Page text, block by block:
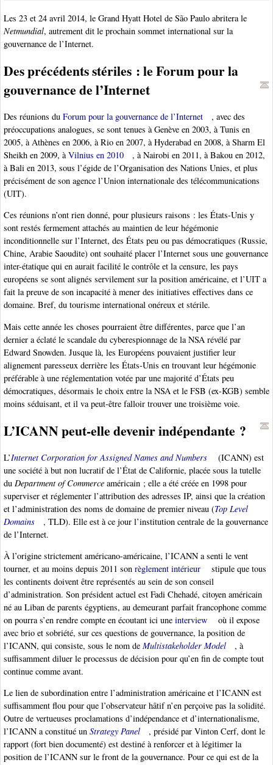
Les 23 et 24 avril 2014, le Grand Hyatt Hotel de São Paulo abritera le
Netmundial, autrement dit le prochain sommet international sur la
gouvernance de l’Internet.
Des précédents stériles : le Forum pour la
gouvernance de l’Internet
Des réunions du Forum pour la gouvernance de l’Internet
, avec des
préoccupations analogues, se sont tenues à Genève en 2003, à Tunis en
2005, à Athènes en 2006, à Rio en 2007, à Hyderabad en 2008, à Sharm El
Sheikh en 2009, àVilnius en 2010
, à Nairobi en 2011, à Bakou en 2012,
à Bali en 2013, sous l’égide de l’Organisation des Nations Unies, et plus
précisément de son agence l’Union internationale des télécommunications
(UIT).
Ces réunions n’ont rien donné, pour plusieurs raisons : les États-Unis y
sont restés fermement attachés au maintien de leur hégémonie
inconditionnelle sur l’Internet, des États peu ou pas démocratiques (Russie,
Chine, Arabie Saoudite) ont souhaité placer l’Internet sous une gouvernance
inter-étatique qui en aurait facilité le contrôle et la censure, les pays
européens se sont alignés servilement sur la position américaine, et l’UIT a
fait la preuve de son incapacité à mener des initiatives effectives dans ce
domaine. Bref, du tourisme international onéreux et stérile.
Mais cette année les choses pourraient être différentes, parce que l’an
dernier a éclaté le scandale du cyberespionnage de la NSA révélé par
Edward Snowden. Jusque là, les Européens pouvaient justifier leur
alignement paresseux derrière les États-Unis en trouvant leur hégémonie
préférable à une réglementation votée par une majorité d’États peu
démocratiques, désormais le choix entre la NSA et le FSB (ex-KGB) semble
moins séduisant, et il va peut-être falloir trouver une troisième voie.
L’ICANN peut-elle devenir indépendante ?
L’Internet Corporation for Assigned Names and Numbers
(ICANN) est
une société à but non lucratif de l’État de Californie, placée sous la tutelle
du Department of Commerce américain ; elle a été créée en 1998 pour
superviser et réglementer l’attribution des adresses IP, ainsi que la création
et l’administration des noms de domaine de premier niveau (Top Level
Domains
, TLD). Elle est à ce jour l’institution centrale de la gouvernance
de l’Internet.
À l’origine strictement américano-américaine, l’ICANN a senti le vent
tourner, et au moins depuis 2011 son règlement intérieur
stipule que tous
les continents doivent être représentés au sein de son conseil
d’administration. Son président actuel est Fadi Chehadé, citoyen américain
né au Liban de parents égyptiens, au demeurant parfait francophone comme
on pourra s’en rendre compte en écoutant ici une interview
où il expose
avec brio et sobriété, sur ces questions de gouvernance, la position de
l’ICANN, qui consiste, sous le nom de Multistakeholder Model
, à
suffisamment diluer le processus de décision pour qu’en fin de compte tout
continue comme avant.
Le lien de subordination entre l’administration américaine et l’ICANN est
suffisamment flou pour que l’observateur hâtif n’en perçoive pas la solidité.
Outre de vertueuses proclamations d’indépendance et d’internationalisme,
l’ICANN a constitué un Strategy Panel
, présidé par Vinton Cerf, dont le
rapport (fort bien documenté) est destiné à renforcer et à légitimer la
position de l’ICANN sur le front de la gouvernance. Pour ce qui est de la